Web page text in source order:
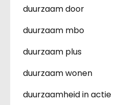
duurzaam door
duurzaam mbo
duurzaam plus
duurzaam wonen
duurzaamheid in actie